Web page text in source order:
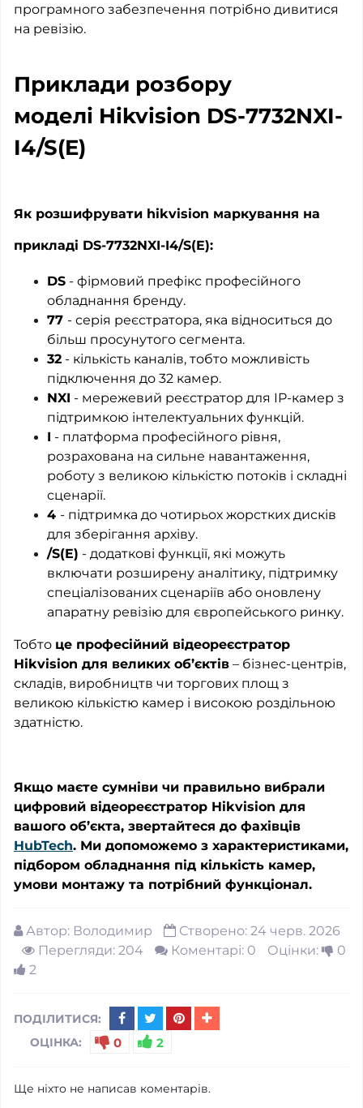
програмного забезпечення потрібно дивитися
на ревізію.
Приклади розбору
моделі Hikvision DS-7732NXI-
I4/S(E)
Як розшифрувати hikvision маркування на
прикладі DS-7732NXI-I4/S(E):
DS - фірмовий префікс професійного
обладнання бренду.
77 - серія реєстратора, яка відноситься до
більш просунутого сегмента.
32 - кількість каналів, тобто можливість
підключення до 32 камер.
NXI - мережевий реєстратор для IP-камер з
підтримкою інтелектуальних функцій.
I - платформа професійного рівня,
розрахована на сильне навантаження,
роботу з великою кількістю потоків і складні
сценарії.
4 - підтримка до чотирьох жорстких дисків
для зберігання архіву.
/S(E) - додаткові функції, які можуть
включати розширену аналітику, підтримку
спеціалізованих сценаріїв або оновлену
апаратну ревізію для європейського ринку.
Тобто це професійний відеореєстратор
Hikvision для великих об’єктів – бізнес-центрів,
складів, виробництв чи торгових площ з
великою кількістю камер і високою роздільною
здатністю.
Якщо маєте сумніви чи правильно вибрали
цифровий відеореєстратор Hikvision для
вашого об’єкта, звертайтеся до фахівців
HubTech. Ми допоможемо з характеристиками,
підбором обладнання під кількість камер,
умови монтажу та потрібний функціонал.
Автор: Володимир
Створено: 24 черв. 2026
Перегляди: 204
Коментарі: 0 Оцінки:
0
2
ПОДІЛИТИСЯ:
ОЦІНКА:
0 2
Ще ніхто не написав коментарів.